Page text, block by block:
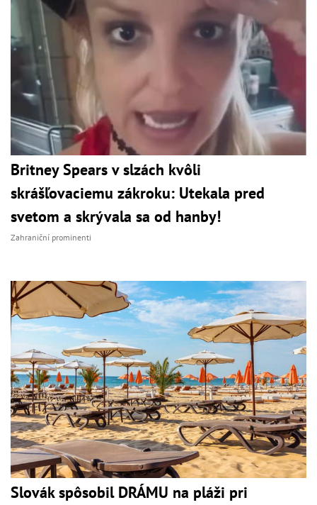
Britney Spears v slzách kvôli
skrášľovaciemu zákroku: Utekala pred
svetom a skrývala sa od hanby!
Zahraniční prominenti
Slovák spôsobil DRÁMU na pláži pri